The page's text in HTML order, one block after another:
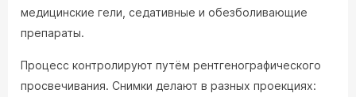
медицинские гели, седативные и обезболивающие
препараты.
Процесс контролируют путём рентгенографического
просвечивания. Снимки делают в разных проекциях: